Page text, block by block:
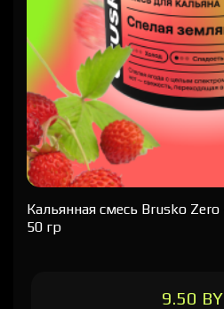
Кальянная cмесь Brusko
50 гр
9.50